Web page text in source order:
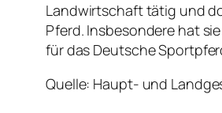
Landwirtschaft tätig und
Pferd. Insbesondere hat
für das Deutsche
Quelle: Haupt- und